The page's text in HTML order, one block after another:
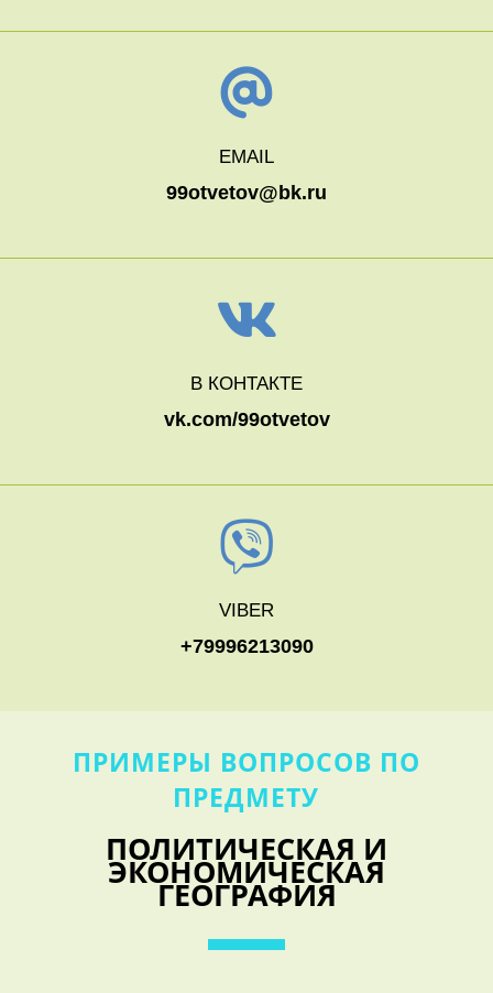
EMAIL
99otvetov@bk.ru
В КОНТАКТЕ
vk.com/99otvetov
VIBER
+79996213090
ПРИМЕРЫ ВОПРОСОВ ПО
ПРЕДМЕТУ
ПОЛИТИЧЕСКАЯ И
ЭКОНОМИЧЕСКАЯ
ГЕОГРАФИЯ